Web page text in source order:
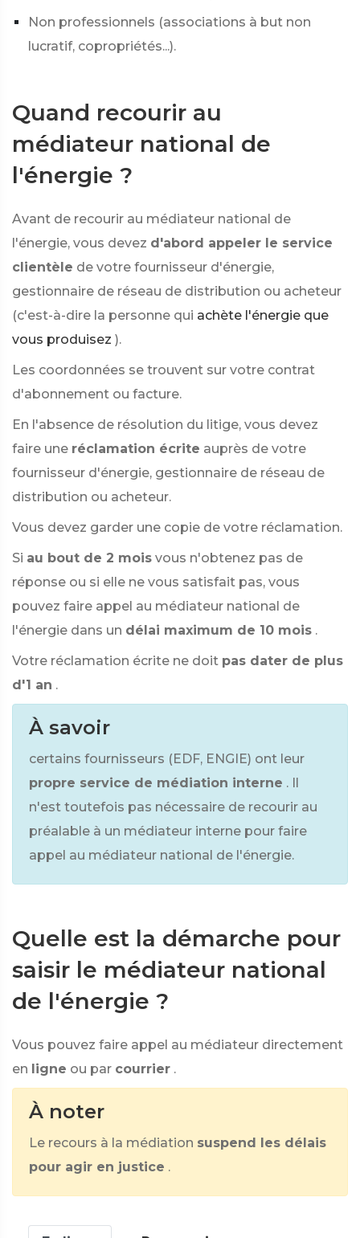
Non professionnels (associations à but non
lucratif, copropriétés...).
Quand recourir au
médiateur national de
l'énergie ?
Avant de recourir au médiateur national de
l'énergie, vous devez d'abord appeler le service
clientèle de votre fournisseur d'énergie,
gestionnaire de réseau de distribution ou acheteur
(c'est-à-dire la personne qui achète l'énergie que
vous produisez ).
Les coordonnées se trouvent sur votre contrat
d'abonnement ou facture.
En l'absence de résolution du litige, vous devez
faire une réclamation écrite auprès de votre
fournisseur d'énergie, gestionnaire de réseau de
distribution ou acheteur.
Vous devez garder une copie de votre réclamation.
Si au bout de 2 mois vous n'obtenez pas de
réponse ou si elle ne vous satisfait pas, vous
pouvez faire appel au médiateur national de
l'énergie dans un délai maximum de 10 mois .
Votre réclamation écrite ne doit pas dater de plus
d'1 an .
À savoir
certains fournisseurs (EDF, ENGIE) ont leur
propre service de médiation interne . Il
n'est toutefois pas nécessaire de recourir au
préalable à un médiateur interne pour faire
appel au médiateur national de l'énergie.
Quelle est la démarche pour
saisir le médiateur national
de l'énergie ?
Vous pouvez faire appel au médiateur directement
en ligne ou par courrier .
À noter
Le recours à la médiation suspend les délais
pour agir en justice .